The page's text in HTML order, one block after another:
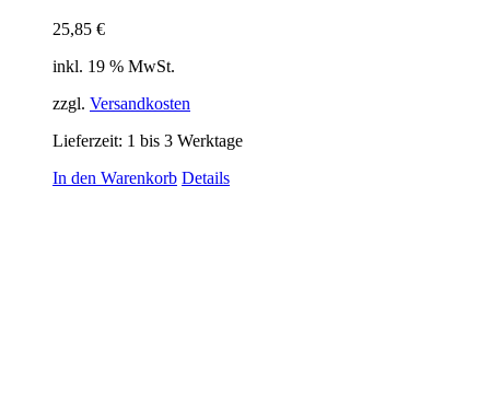
25,85 €
inkl. 19 % MwSt.
zzgl. Versandkosten
Lieferzeit: 1 bis 3 Werktage
In den Warenkorb Details